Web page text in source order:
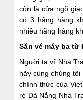
còn là cửa ngõ
có 3 hãng hàng
nhiều hãng hàng
Săn vé máy ba từ
Người ta ví Nha
hãy cùng chúng
chính thức của
rẻ Đà Nẵng Nha